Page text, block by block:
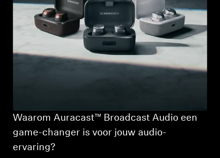
Waarom Auracast™ Broadcast Audio een
game-changer is voor jouw audio-
ervaring?